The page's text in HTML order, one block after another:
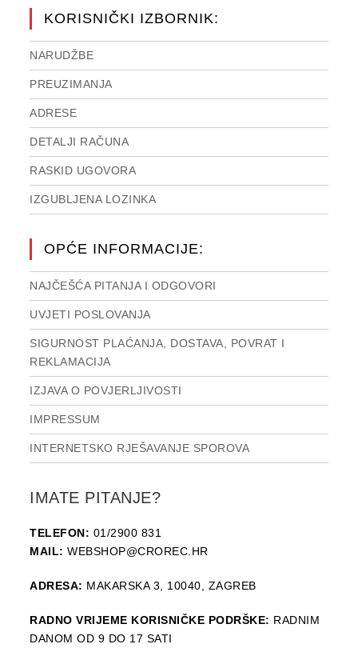
KORISNIČKI IZBORNIK:
NARUDŽBE
PREUZIMANJA
ADRESE
DETALJI RAČUNA
RASKID UGOVORA
IZGUBLJENA LOZINKA
OPĆE INFORMACIJE:
NAJČEŠĆA PITANJA I ODGOVORI
UVJETI POSLOVANJA
SIGURNOST PLAĆANJA, DOSTAVA, POVRAT I
REKLAMACIJA
IZJAVA O POVJERLJIVOSTI
IMPRESSUM
INTERNETSKO RJEŠAVANJE SPOROVA
IMATE PITANJE?
TELEFON: 01/2900 831
MAIL: WEBSHOP@CROREC.HR
ADRESA: MAKARSKA 3, 10040, ZAGREB
RADNO VRIJEME KORISNIČKE PODRŠKE: RADNIM
DANOM OD 9 DO 17 SATI